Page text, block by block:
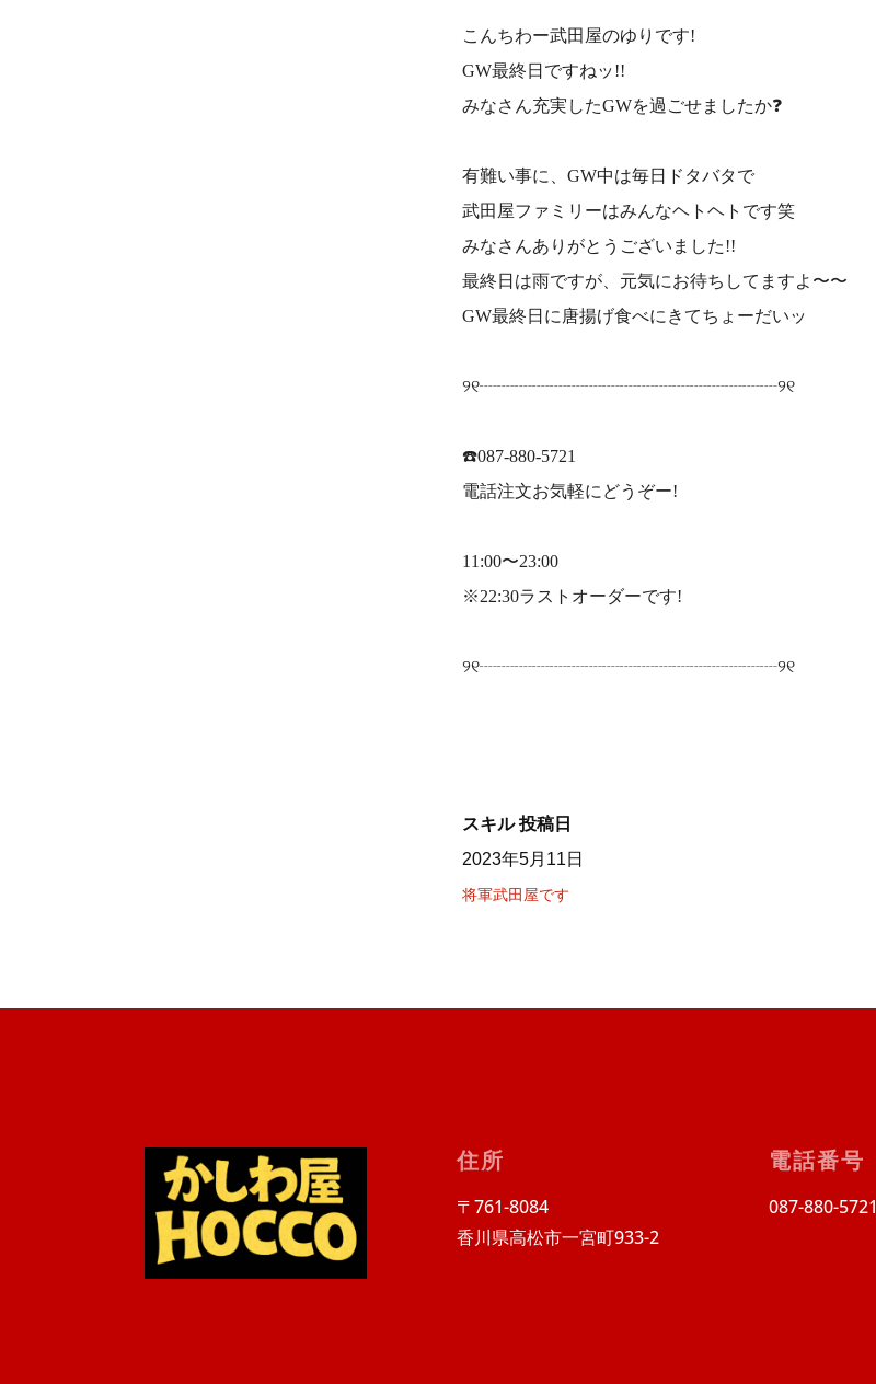
こんちわー武田屋のゆりです!
GW最終日ですねッ!!
みなさん充実したGWを過ごせましたか❓
有難い事に、GW中は毎日ドタバタで
武田屋ファミリーはみんなヘトヘトです笑
みなさんありがとうございました!!
最終日は雨ですが、元気にお待ちしてますよ〜〜
GW最終日に唐揚げ食べにきてちょーだいッ
୨୧┈┈┈┈┈┈┈┈┈┈┈┈┈┈┈┈┈୨୧
☎️087-880-5721
電話注文お気軽にどうぞー!
11:00〜23:00
※22:30ラストオーダーです!
୨୧┈┈┈┈┈┈┈┈┈┈┈┈┈┈┈┈┈୨୧
スキル 投稿日
2023年5月11日
将軍武田屋です
住所
〒761-8084
香川県高松市一宮町933-2
電話番号
087-880-5721